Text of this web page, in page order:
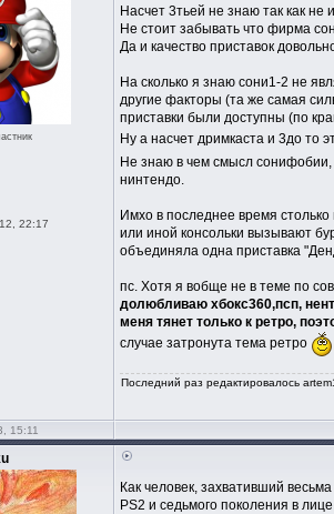
22:17
Насчет 3тьей не знаю так как не
Не стоит забывать что фирма
Да и качество приставок
На сколько я знаю сони1-2 не
другие факторы (та же самая
приставки были доступны (по
Ну а насчет дримкаста и 3до то
Не знаю в чем смысл
нинтендо.
Имхо в последнее время
или иной консольки вызывают
объединяла одна приставка
пс. Хотя я вобще не в теме по
долюбливаю хбокс360,псп,
меня тянет только к ретро,
случае затронута тема ретро
Последний раз редактировалось
15:11
Как человек, захвативший
PS2 и седьмого поколения в